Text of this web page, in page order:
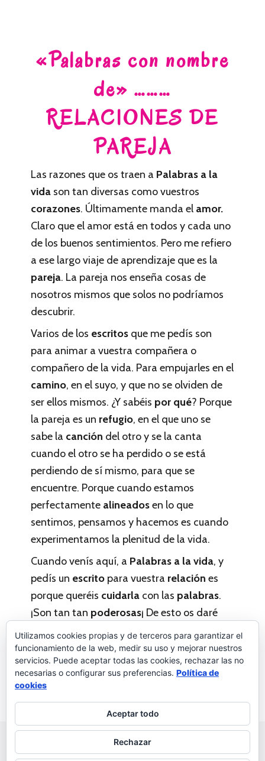
«Palabras con nombre
de» ………
RELACIONES DE
PAREJA
Las razones que os traen a Palabras a la
vida son tan diversas como vuestros
corazones. Últimamente manda el amor.
Claro que el amor está en todos y cada uno
de los buenos sentimientos. Pero me refiero
a ese largo viaje de aprendizaje que es la
pareja. La pareja nos enseña cosas de
nosotros mismos que solos no podríamos
descubrir.
Varios de los escritos que me pedís son
para animar a vuestra compañera o
compañero de la vida. Para empujarles en el
camino, en el suyo, y que no se olviden de
ser ellos mismos. ¿Y sabéis por qué? Porque
la pareja es un refugio, en el que uno se
sabe la canción del otro y se la canta
cuando el otro se ha perdido o se está
perdiendo de sí mismo, para que se
encuentre. Porque cuando estamos
perfectamente alineadosen lo que
sentimos, pensamos y hacemos es cuando
experimentamos la plenitud de la vida.
Cuando venís aquí, a Palabras a la vida, y
pedís un escrito para vuestra relación es
porque queréis cuidarla con las palabras.
¡Son tan tan poderosas¡ De esto os daré
pruebas otro día.
Palabras con nombre
© 2026 Palabras a la vidaRegala palabras a tus seres
queridos
Utilizamos cookies propias y de terceros para garantizar el
funcionamiento de la web, medir su uso y mejorar nuestros
servicios. Puede aceptar todas las cookies, rechazar las no
necesarias o configurar sus preferencias. Política de
cookies
Aceptar todo
Rechazar